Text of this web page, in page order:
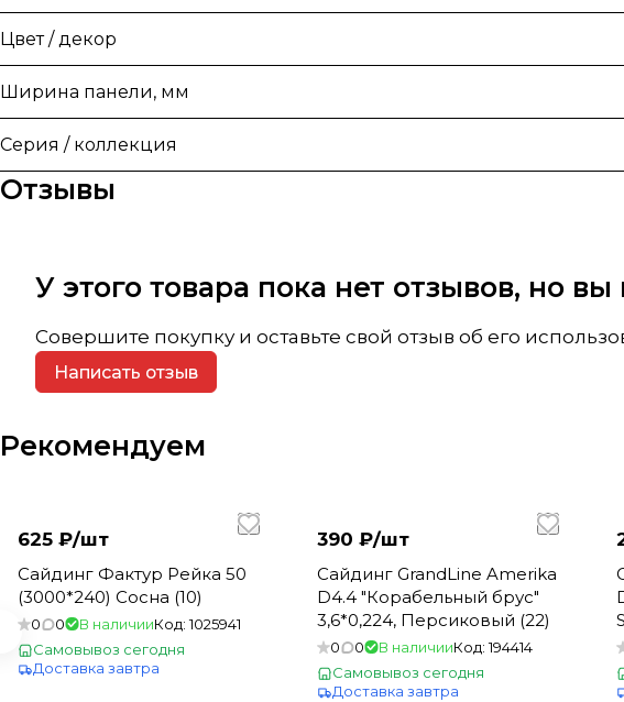
Цвет / декор
Ширина панели, мм
Серия / коллекция
Отзывы
У этого товара пока нет отзывов, но
Совершите покупку и оставьте свой отзыв об его
Написать отзыв
Рекомендуем
625 ₽/шт
Сайдинг Фактур Рейка 50
(3000*240) Сосна (10)
0 0 В наличииКод:1025941
Самовывоз сегодня
Доставка завтра
390 ₽/шт
Сайдинг GrandLine Amerika
D4.4 "Корабельный брус"
3,6*0,224, Персиковый (22)
0 0 В наличииКод:194414
Самовывоз сегодня
Доставка завтра